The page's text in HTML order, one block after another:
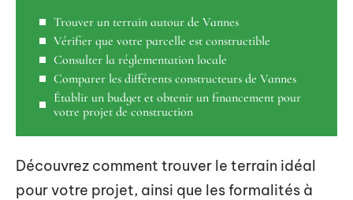
Trouver un terrain autour de Vannes
Vérifier que votre parcelle est constructible
Consulter la réglementation locale
Comparer les différents constructeurs de Vannes
Établir un budget et obtenir un financement pour
votre projet de construction
Découvrez comment trouver le terrain idéal
pour votre projet, ainsi que les formalités à